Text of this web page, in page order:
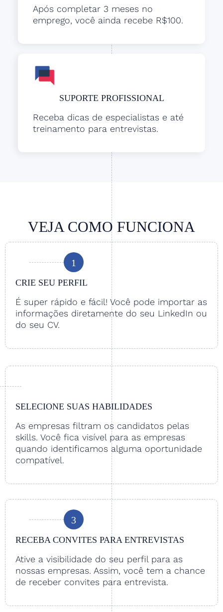
Após completar 3 meses no
emprego, você ainda recebe R$100.
SUPORTE PROFISSIONAL
Receba dicas de especialistas e até
treinamento para entrevistas.
VEJA COMO FUNCIONA
1
CRIE SEU PERFIL
É super rápido e fácil! Você pode importar as
informações diretamente do seu LinkedIn ou
do seu CV.
SELECIONE SUAS HABILIDADES
As empresas filtram os candidatos pelas
skills. Você fica visível para as empresas
quando identificamos alguma oportunidade
compatível.
3
RECEBA CONVITES PARA ENTREVISTAS
Ative a visibilidade do seu perfil para as
nossas empresas. Assim, você tem a chance
de receber convites para entrevista.